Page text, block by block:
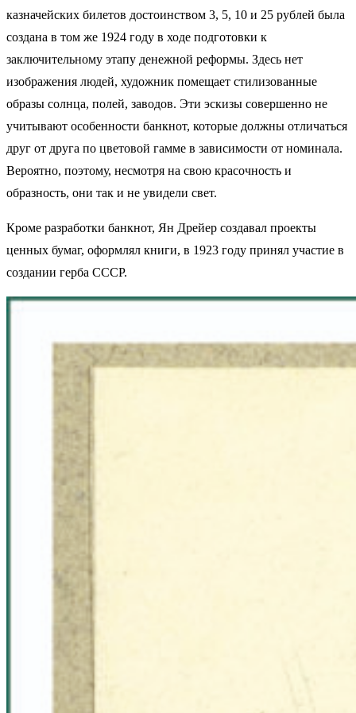
казначейских билетов достоинством 3, 5, 10 и 25 рублей была
создана в том же 1924 году в ходе подготовки к
заключительному этапу денежной реформы. Здесь нет
изображения людей, художник помещает стилизованные
образы солнца, полей, заводов. Эти эскизы совершенно не
учитывают особенности банкнот, которые должны отличаться
друг от друга по цветовой гамме в зависимости от номинала.
Вероятно, поэтому, несмотря на свою красочность и
образность, они так и не увидели свет.
Кроме разработки банкнот, Ян Дрейер создавал проекты
ценных бумаг, оформлял книги, в 1923 году принял участие в
создании герба СССР.